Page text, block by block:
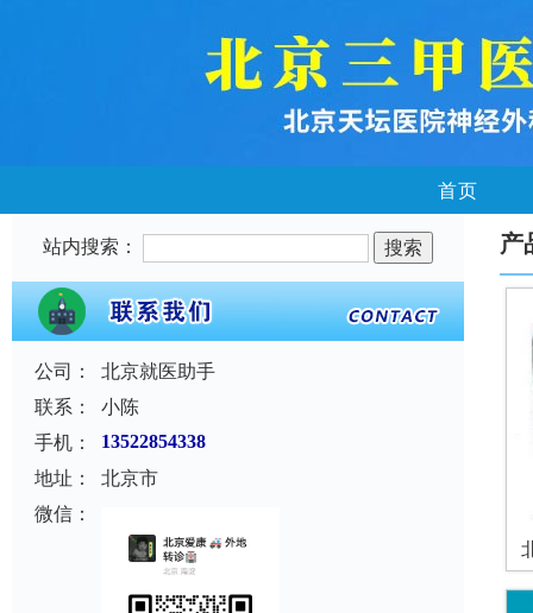
首页
站内搜索：
公司：
北京就医助手
联系：
小陈
手机：
13522854338
地址：
北京市
微信：
产